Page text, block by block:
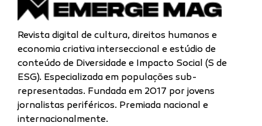
Revista digital de cultura, direitos humanos e
economia criativa interseccional e estúdio de
conteúdo de Diversidade e Impacto Social (S de
ESG). Especializada em populações sub-
representadas. Fundada em 2017 por jovens
jornalistas periféricos. Premiada nacional e
internacionalmente.